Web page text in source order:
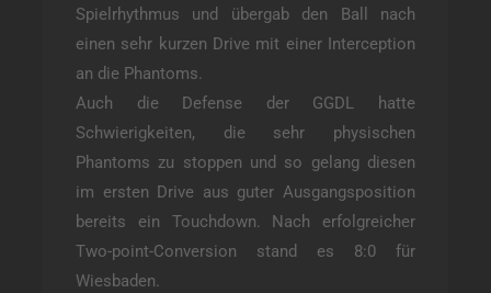
Spielrhythmus und übergab den Ball nach
einen sehr kurzen Drive mit einer Interception
an die Phantoms.
Auch die Defense der GGDL hatte
Schwierigkeiten, die sehr physischen
Phantoms zu stoppen und so gelang diesen
im ersten Drive aus guter Ausgangsposition
bereits ein Touchdown. Nach erfolgreicher
Two-point-Conversion stand es 8:0 für
Wiesbaden.